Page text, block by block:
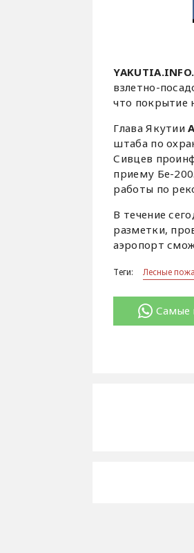
YAKUTIA.INFO.
взлетно-
что покрытие
Глава Якутии
штаба по
Сивцев
приему Бе-
работы по
В течение
разметки,
аэропорт
Теги: Лесные
Самые